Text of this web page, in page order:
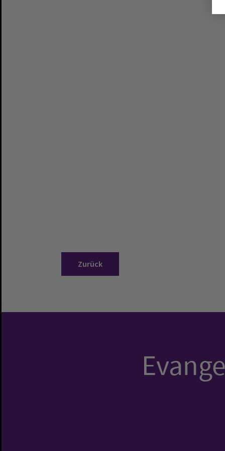
Zurück